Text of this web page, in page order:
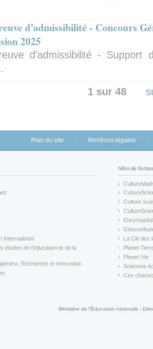
d'admissibilité - Concours
2025
d'admissibilité - Support
1 sur 48
Plan du site Mentions légales
International
études de l'éducation et de la
Recherche et Innovation
Sites de
CultureMath
(link is
(link is
Culture
(link is
(link is
(link is
La Clé des
(link is
Planet-
(link is
Planet-Vie
(link is
Sciences
(link is
Ces
Ministère de l'Éducation nationale -